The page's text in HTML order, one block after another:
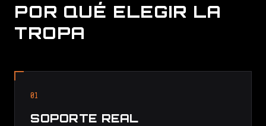
POR QUÉ ELEGIR LA
TROPA
01
SOPORTE REAL